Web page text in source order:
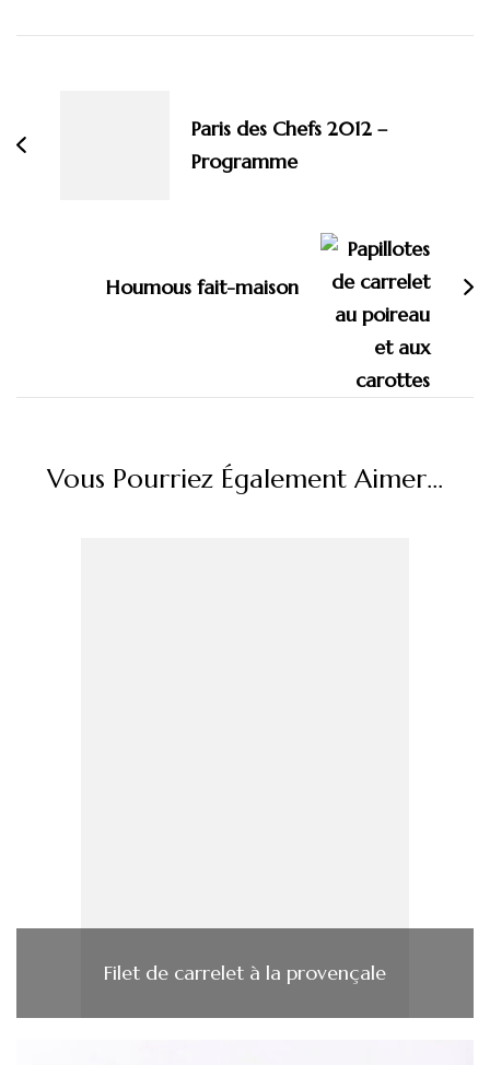
Paris des Chefs 2012 –
Programme
Houmous fait-maison
Vous Pourriez Également Aimer...
Filet de carrelet à la provençale